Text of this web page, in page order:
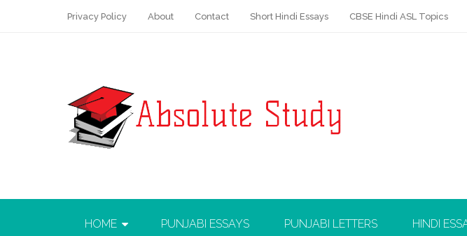
Privacy Policy About Contact Short Hindi Essays CBSE Hindi ASL Topics
HOME PUNJABI ESSAYS PUNJABI LETTERS HINDI